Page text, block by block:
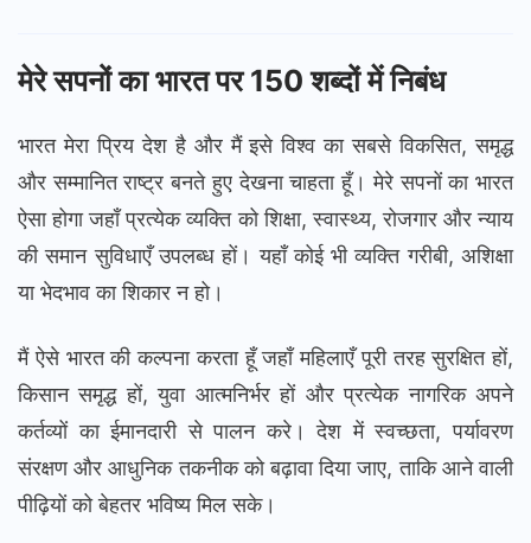
मेरे सपनों का भारत पर 150 शब्दों में निबंध
भारत मेरा प्रिय देश है और मैं इसे विश्व का सबसे विकसित, समृद्ध
और सम्मानित राष्ट्र बनते हुए देखना चाहता हूँ। मेरे सपनों का भारत
ऐसा होगा जहाँ प्रत्येक व्यक्ति को शिक्षा, स्वास्थ्य, रोजगार और न्याय
की समान सुविधाएँ उपलब्ध हों। यहाँ कोई भी व्यक्ति गरीबी, अशिक्षा
या भेदभाव का शिकार न हो।
मैं ऐसे भारत की कल्पना करता हूँ जहाँ महिलाएँ पूरी तरह सुरक्षित हों,
किसान समृद्ध हों, युवा आत्मनिर्भर हों और प्रत्येक नागरिक अपने
कर्तव्यों का ईमानदारी से पालन करे। देश में स्वच्छता, पर्यावरण
संरक्षण और आधुनिक तकनीक को बढ़ावा दिया जाए, ताकि आने वाली
पीढ़ियों को बेहतर भविष्य मिल सके।